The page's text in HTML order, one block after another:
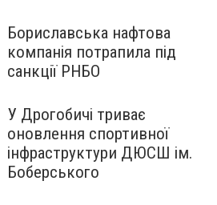
Бориславська нафтова
компанія потрапила під
санкції РНБО
У Дрогобичі триває
оновлення спортивної
інфраструктури ДЮСШ ім.
Боберського